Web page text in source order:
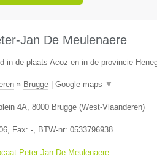
Jan De Meulenaere
in de plaats Acoz en in de provincie
» Brugge| Google maps ▼
4A, 8000 Brugge(West-Vlaanderen)
, Fax: -, BTW-nr: 0533796938
Peter-Jan De Meulenaere